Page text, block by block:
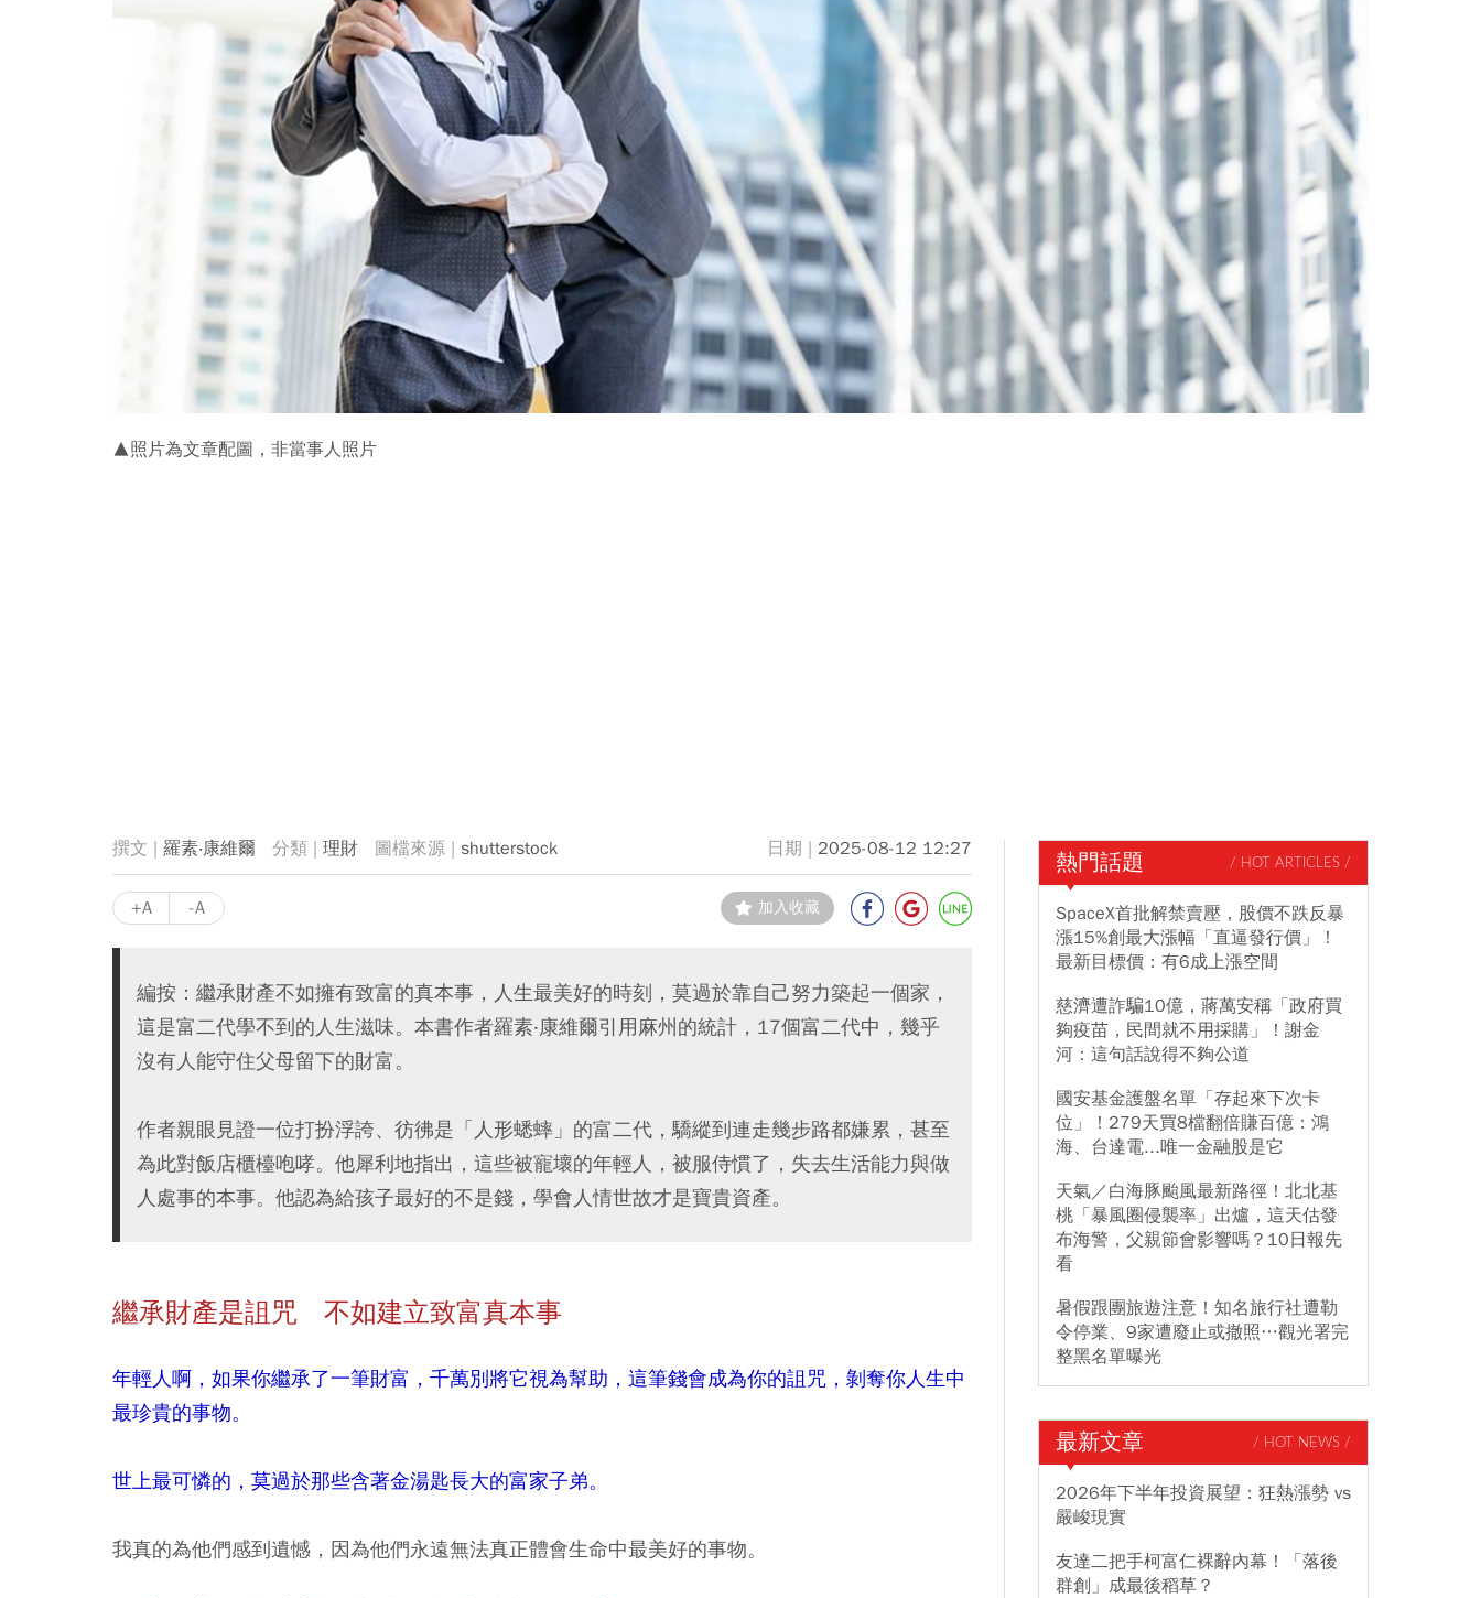
▲照片為文章配圖，非當事人照片
羅素‧康維爾 理財 shutterstock 2025-08-12 12:27
+A -A 加入收藏
編按：繼承財產不如擁有致富的真本事，人生最美好的時刻，莫過於靠自己努力築起一個家，
這是富二代學不到的人生滋味。本書作者羅素‧康維爾引用麻州的統計，17個富二代中，幾乎
沒有人能守住父母留下的財富。
作者親眼見證一位打扮浮誇、彷彿是「人形蟋蟀」的富二代，驕縱到連走幾步路都嫌累，甚至
為此對飯店櫃檯咆哮。他犀利地指出，這些被寵壞的年輕人，被服侍慣了，失去生活能力與做
人處事的本事。他認為給孩子最好的不是錢，學會人情世故才是寶貴資產。
繼承財產是詛咒 不如建立致富真本事
年輕人啊，如果你繼承了一筆財富，千萬別將它視為幫助，這筆錢會成為你的詛咒，剝奪你人生中
最珍貴的事物。
世上最可憐的，莫過於那些含著金湯匙長大的富家子弟。
我真的為他們感到遺憾，因為他們永遠無法真正體會生命中最美好的事物。
熱門話題 / HOT ARTICLES /
SpaceX首批解禁賣壓，股價不跌反暴
漲15%創最大漲幅「直逼發行價」！
最新目標價：有6成上漲空間
慈濟遭詐騙10億，蔣萬安稱「政府買
夠疫苗，民間就不用採購」！謝金
河：這句話說得不夠公道
國安基金護盤名單「存起來下次卡
位」！279天買8檔翻倍賺百億：鴻
海、台達電...唯一金融股是它
天氣／白海豚颱風最新路徑！北北基
桃「暴風圈侵襲率」出爐，這天估發
布海警，父親節會影響嗎？10日報先
看
暑假跟團旅遊注意！知名旅行社遭勒
令停業、9家遭廢止或撤照…觀光署完
整黑名單曝光
最新文章 / HOT NEWS /
2026年下半年投資展望：狂熱漲勢 vs
嚴峻現實
友達二把手柯富仁裸辭內幕！「落後
群創」成最後稻草？